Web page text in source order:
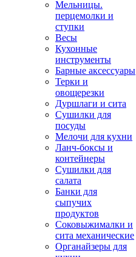
Мельницы.
перцемолки и
ступки
Весы
Кухонные
инструменты
Барные аксессуары
Терки и
овощерезки
Дуршлаги и сита
Сушилки для
посуды
Мелочи для кухни
Ланч-боксы и
контейнеры
Сушилки для
салата
Банки для
сыпучих
продуктов
Соковыжималки и
сита механические
Органайзеры для